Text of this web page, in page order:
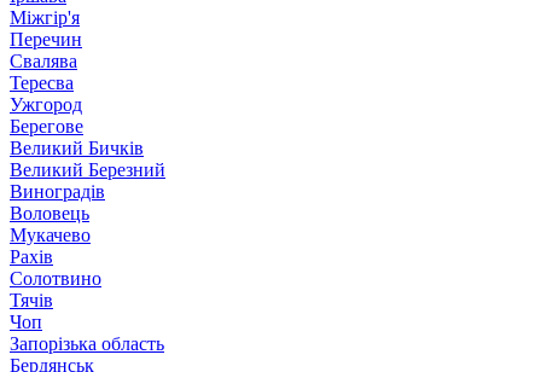
Міжгір'я
Перечин
Свалява
Тересва
Ужгород
Берегове
Великий Бичків
Великий Березний
Виноградів
Воловець
Мукачево
Рахів
Солотвино
Тячів
Чоп
Запорізька область
Бердянськ